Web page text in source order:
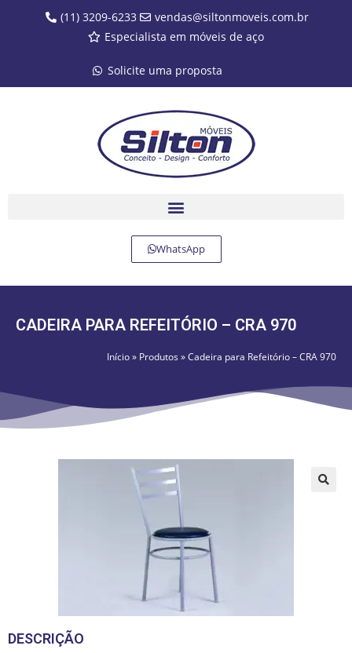
(11) 3209-6233
vendas@siltonmoveis.com.br
Especialista em móveis de aço
Solicite uma proposta
WhatsApp
CADEIRA PARA REFEITÓRIO – CRA 970
Início» Produtos »Cadeira para Refeitório – CRA 970
DESCRIÇÃO